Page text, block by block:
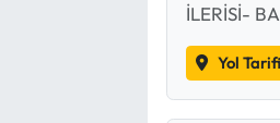
İLERİSİ-
Yol